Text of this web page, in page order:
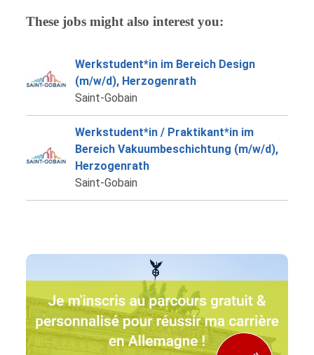
These jobs might also interest you:
Werkstudent*in im Bereich Design
(m/w/d), Herzogenrath
Saint-Gobain
Werkstudent*in / Praktikant*in im
Bereich Vakuumbeschichtung (m/w/d),
Herzogenrath
Saint-Gobain